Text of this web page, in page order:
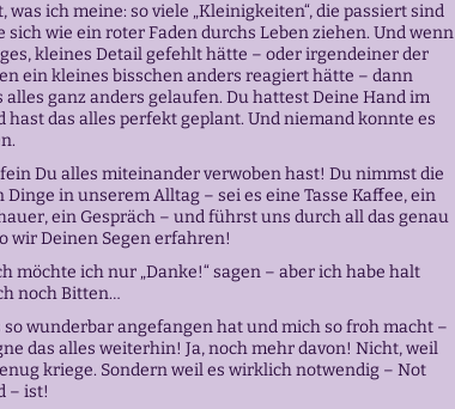
was ich meine: so viele „Kleinigkeiten“, die passiert sind
sich wie ein roter Faden durchs Leben ziehen. Und wenn
kleines Detail gefehlt hätte – oder irgendeiner der
ein kleines bisschen anders reagiert hätte – dann
alles ganz anders gelaufen. Du hattest Deine Hand im
hast das alles perfekt geplant. Und niemand konnte es
Du alles miteinander verwoben hast! Du nimmst die
Dinge in unserem Alltag – sei es eine Tasse Kaffee, ein
ein Gespräch – und führst uns durch all das genau
wir Deinen Segen erfahren!
möchte ich nur „Danke!“ sagen – aber ich habe halt
noch Bitten…
so wunderbar angefangen hat und mich so froh macht –
das alles weiterhin! Ja, noch mehr davon! Nicht, weil
kriege. Sondern weil es wirklich notwendig – Not
– ist!